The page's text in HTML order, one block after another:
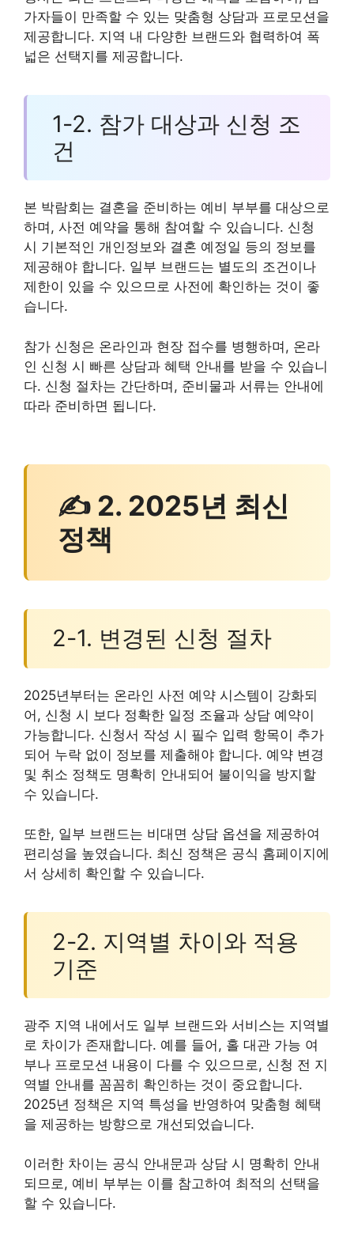
가자들이 만족할 수 있는 맞춤형 상담과 프로모션을
제공합니다. 지역 내 다양한 브랜드와 협력하여 폭
넓은 선택지를 제공합니다.
1-2. 참가 대상과 신청 조
건
본 박람회는 결혼을 준비하는 예비 부부를 대상으로
하며, 사전 예약을 통해 참여할 수 있습니다. 신청
시 기본적인 개인정보와 결혼 예정일 등의 정보를
제공해야 합니다. 일부 브랜드는 별도의 조건이나
제한이 있을 수 있으므로 사전에 확인하는 것이 좋
습니다.
참가 신청은 온라인과 현장 접수를 병행하며, 온라
인 신청 시 빠른 상담과 혜택 안내를 받을 수 있습니
다. 신청 절차는 간단하며, 준비물과 서류는 안내에
따라 준비하면 됩니다.
✍ 2. 2025년 최신
정책
2-1. 변경된 신청 절차
2025년부터는 온라인 사전 예약 시스템이 강화되
어, 신청 시 보다 정확한 일정 조율과 상담 예약이
가능합니다. 신청서 작성 시 필수 입력 항목이 추가
되어 누락 없이 정보를 제출해야 합니다. 예약 변경
및 취소 정책도 명확히 안내되어 불이익을 방지할
수 있습니다.
또한, 일부 브랜드는 비대면 상담 옵션을 제공하여
편리성을 높였습니다. 최신 정책은 공식 홈페이지에
서 상세히 확인할 수 있습니다.
2-2. 지역별 차이와 적용
기준
광주 지역 내에서도 일부 브랜드와 서비스는 지역별
로 차이가 존재합니다. 예를 들어, 홀 대관 가능 여
부나 프로모션 내용이 다를 수 있으므로, 신청 전 지
역별 안내를 꼼꼼히 확인하는 것이 중요합니다.
2025년 정책은 지역 특성을 반영하여 맞춤형 혜택
을 제공하는 방향으로 개선되었습니다.
이러한 차이는 공식 안내문과 상담 시 명확히 안내
되므로, 예비 부부는 이를 참고하여 최적의 선택을
할 수 있습니다.